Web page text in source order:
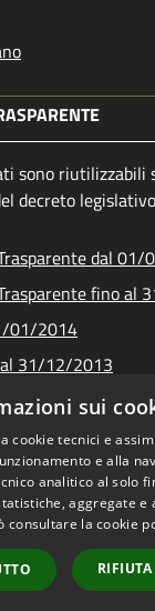
sono riutilizzabili
decreto
dal
fino al
01/2014
31/12/2013
Copyright
sui
cookie tecnici e
e alla
analitico al solo
aggregate e
consultare la cookie